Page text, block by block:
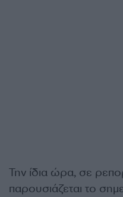
Την ίδια ώρα, σε
παρουσιάζεται το